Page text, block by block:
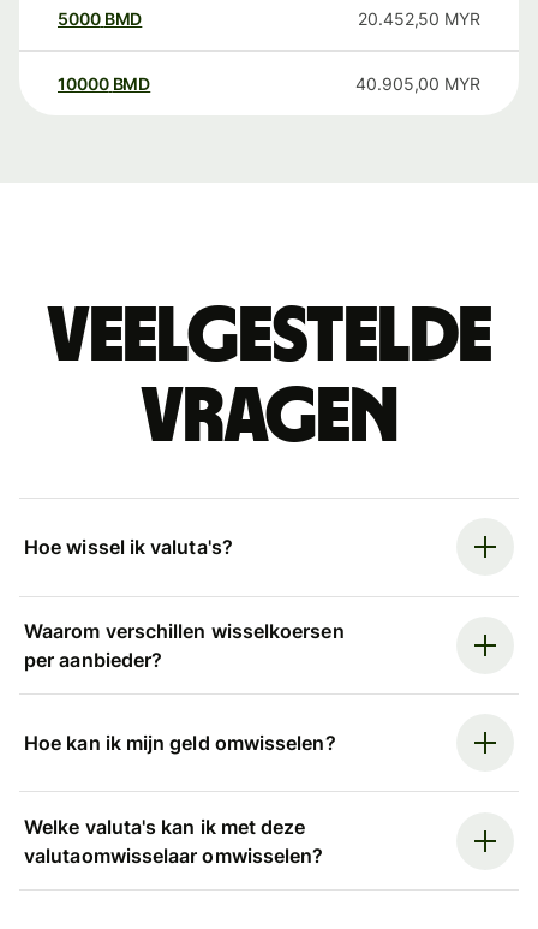
5000 BMD 20.452,50 MYR
10000 BMD 40.905,00 MYR
Veelgestelde
vragen
Hoe wissel ik valuta's?
Waarom verschillen wisselkoersen
per aanbieder?
Hoe kan ik mijn geld omwisselen?
Welke valuta's kan ik met deze
valutaomwisselaar omwisselen?